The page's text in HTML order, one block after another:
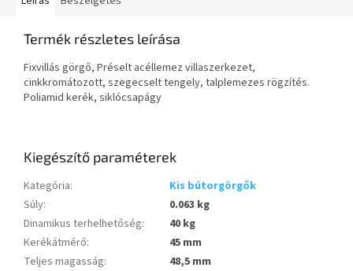
Termék részletes leírása
Fixvillás görgő, Préselt acéllemez villaszerkezet,
cinkkromátozott, szegecselt tengely, talplemezes rögzítés.
Poliamid kerék, siklócsapágy
Kiegészítő paraméterek
Kategória:
Kis bútorgörgők
Súly:
0.063 kg
Dinamikus terhelhetőség:
40 kg
Kerékátmérő:
45 mm
Teljes magasság:
48,5 mm